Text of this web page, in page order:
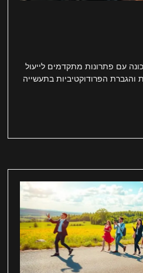
עם פתרונות מתקדמים לייעול
הפרודוקטיביות בתעשייה